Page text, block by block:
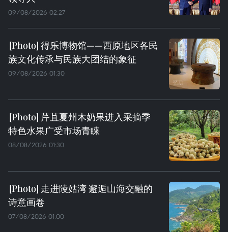
09/08/2026 02:27
得乐博物馆——西原地区各民
族文化传承与民族大团结的象征
09/08/2026 01:30
芹苴夏州木奶果进入采摘季
特色水果广受市场青睐
08/08/2026 01:30
走进陵姑湾 邂逅山海交融的
诗意画卷
07/08/2026 01:00